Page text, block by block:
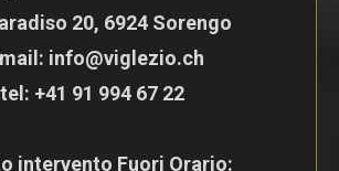
20, 6924 Sorengo
info@viglezio.ch
tel: +41 91 994 67 22
intervento Fuori Orario: